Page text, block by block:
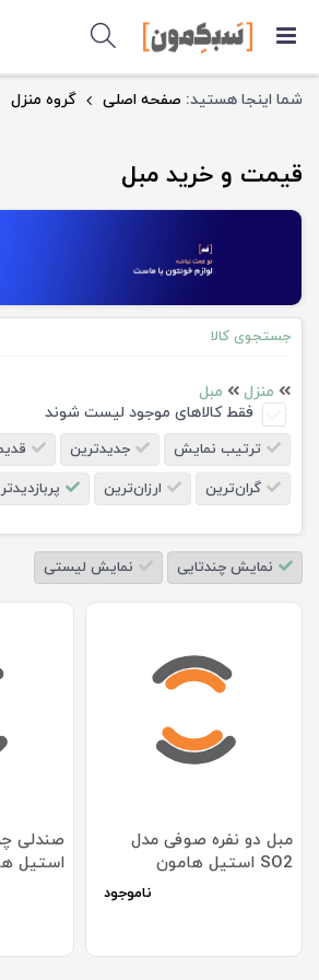
شما اینجا هستید: صفحه اصلی گروه منزل
قیمت و خرید مبل
جستجوی کالا
منزل
مبل
فقط کالاهای موجود لیست شوند
ترتیب نمایش جدیدترین
گران‌ترین
ارزان‌ترین
نمایش چندتایی نمایش لیستی
مبل دو نفره صوفی مدل
SO2 استیل هامون
ناموجود
استیل